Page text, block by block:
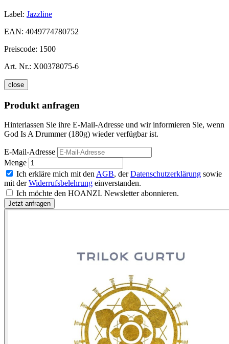
Label: Jazzline
EAN: 4049774780752
Preiscode: 1500
Art. Nr.: X00378075-6
close
Produkt anfragen
Hinterlassen Sie ihre E-Mail-Adresse und wir informieren Sie, wenn
God Is A Drummer (180g) wieder verfügbar ist.
E-Mail-Adresse
Menge
Ich erkläre mich mit den AGB, derDatenschutzerklärung sowie
mit derWiderrufsbelehrung einverstanden.
Ich möchte den HOANZL Newsletter abonnieren.